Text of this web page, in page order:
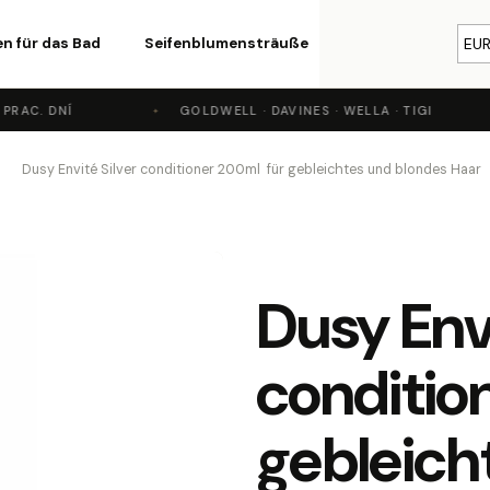
für das Bad Seifenblumensträuße EUR
DNÍ GOLDWELL · DAVINES · WELLA · TIGI
Dusy Envité Silver conditioner 200ml für gebleichtes und blondes Haar
Dusy
Was suchen Sie?